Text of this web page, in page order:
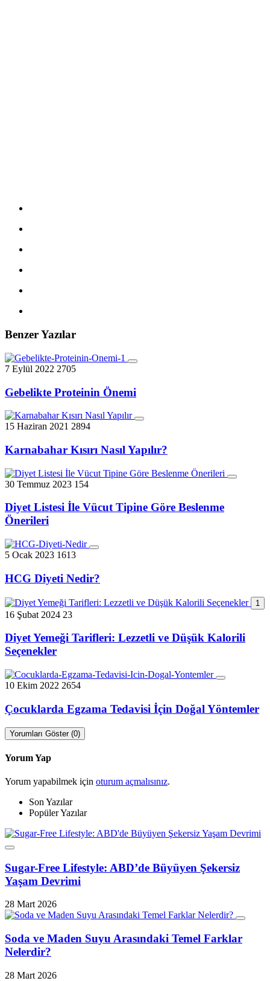
Benzer Yazılar
7 Eylül 2022 2705
Gebelikte Proteinin Önemi
15 Haziran 2021 2894
Karnabahar Kısırı Nasıl Yapılır?
30 Temmuz 2023 154
Diyet Listesi İle Vücut Tipine Göre Beslenme
Önerileri
5 Ocak 2023 1613
HCG Diyeti Nedir?
1
16 Şubat 2024 23
Diyet Yemeği Tarifleri: Lezzetli ve Düşük Kalorili
Seçenekler
10 Ekim 2022 2654
Çocuklarda Egzama Tedavisi İçin Doğal Yöntemler
Yorumları Göster (0)
Yorum Yap
Yorum yapabilmek için oturum açmalısınız.
Son Yazılar
Popüler Yazılar
Sugar-Free Lifestyle: ABD’de Büyüyen Şekersiz
Yaşam Devrimi
28 Mart 2026
Soda ve Maden Suyu Arasındaki Temel Farklar
Nelerdir?
28 Mart 2026